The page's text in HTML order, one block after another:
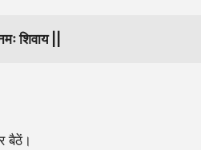
शिवाय ||
बैठें।